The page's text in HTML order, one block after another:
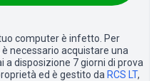
computer è infetto. Per
necessario acquistare una
a disposizione 7 giorni di prova
ed è gestito da RCS LT,